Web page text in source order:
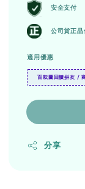
安全支付
公司貨正品
適用優惠
百耘圖回饋拼友 /
分享